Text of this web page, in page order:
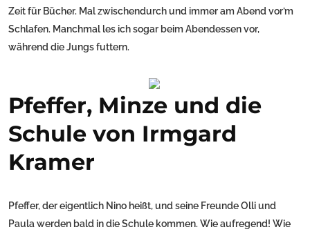
Zeit für Bücher. Mal zwischendurch und immer am Abend vor’m
Schlafen. Manchmal les ich sogar beim Abendessen vor,
während die Jungs futtern.
Pfeffer, Minze und die
Schule von Irmgard
Kramer
Pfeffer, der eigentlich Nino heißt, und seine Freunde Olli und
Paula werden bald in die Schule kommen. Wie aufregend! Wie